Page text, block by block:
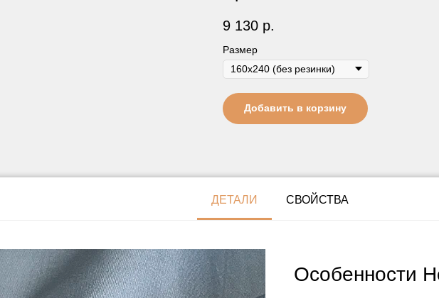
9 130 р.
Размер
Добавить в корзину
ДЕТАЛИ СВОЙСТВА
Особенности